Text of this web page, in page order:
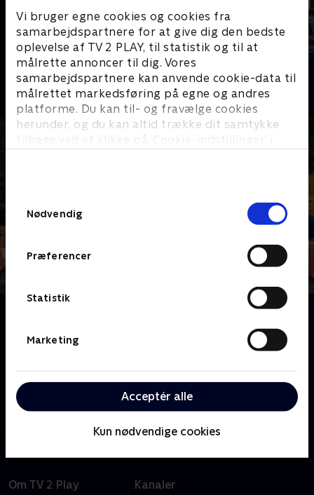
Vi bruger egne cookies og cookies fra
samarbejdspartnere for at give dig den bedste
oplevelse af TV 2 PLAY, til statistik og til at
målrette annoncer til dig. Vores
samarbejdspartnere kan anvende cookie-data til
målrettet markedsføring på egne og andres
platforme. Du kan til- og fravælge cookies
herunder, og du kan altid trække dit samtykke
tilbage ved at klikke på ’Cookie-indstillinger’ i
Nødvendig
Præferencer
Statistik
Marketing
Acceptér alle
Kun nødvendige cookies
Sport Fokus
Sport
PLAYER
Fodbold
sommeren nærmer sig. Inden da køres optaktsløbet
et ekstremt bjergtungt løb med stigninger kendt fra
Tour de France. João Almeida, Isaac del Toro og
stortalentet Paul Seixas er blandt favoritterne, mens
Mattias Skjelmose og Andreas Kron repræsenterer
Om TV 2 Play Kanaler